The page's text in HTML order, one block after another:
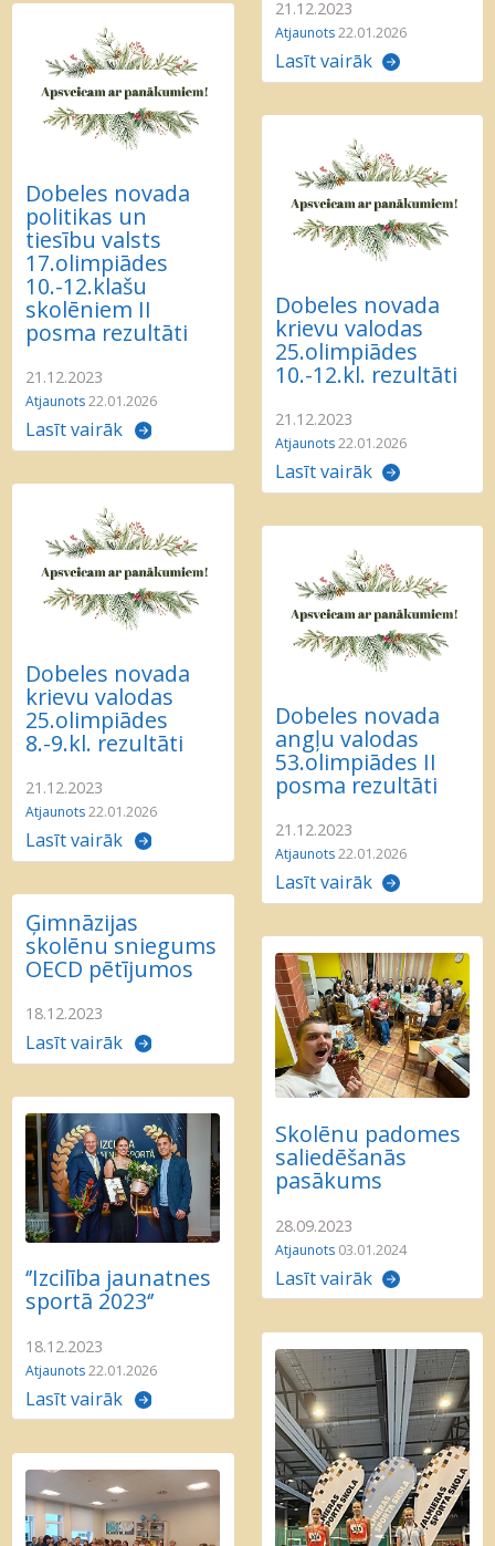
21.12.2023
Atjaunots22.01.2026
Lasīt vairāk
Dobeles novada
politikas un
tiesību valsts
17.olimpiādes
10.-12.klašu
skolēniem II
posma rezultāti
21.12.2023
Atjaunots22.01.2026
Lasīt vairāk
Dobeles novada
krievu valodas
25.olimpiādes
10.-12.kl. rezultāti
21.12.2023
Atjaunots22.01.2026
Lasīt vairāk
Dobeles novada
krievu valodas
25.olimpiādes
8.-9.kl. rezultāti
21.12.2023
Atjaunots22.01.2026
Lasīt vairāk
Dobeles novada
angļu valodas
53.olimpiādes II
posma rezultāti
21.12.2023
Atjaunots22.01.2026
Lasīt vairāk
Ģimnāzijas
skolēnu sniegums
OECD pētījumos
18.12.2023
Lasīt vairāk
Skolēnu padomes
saliedēšanās
pasākums
28.09.2023
Atjaunots 03.01.2024
Lasīt vairāk
‘’Izcilība jaunatnes
sportā 2023‘’
18.12.2023
Atjaunots22.01.2026
Lasīt vairāk